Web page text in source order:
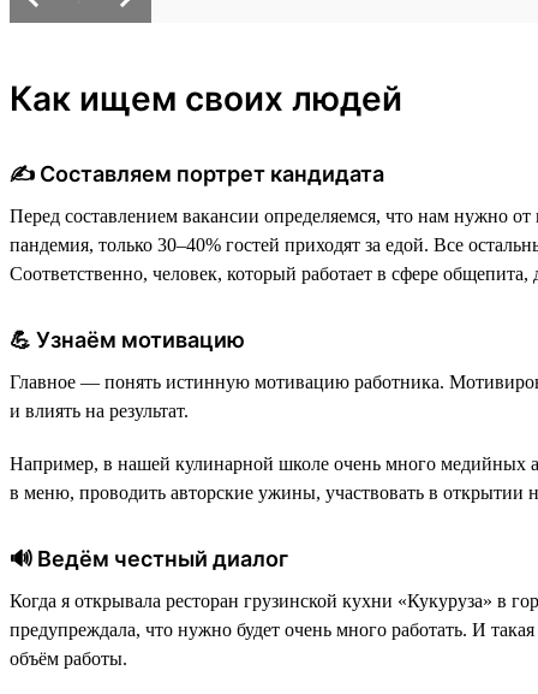
Как ищем своих людей
✍️ Составляем портрет кандидата
Перед составлением вакансии определяемся, что нам нужно
пандемия, только 30–40% гостей приходят за едой. Все
Соответственно, человек, который работает в сфере
💪 Узнаём мотивацию
Главное — понять истинную мотивацию работника.
и влиять на результат.
Например, в нашей кулинарной школе очень много медийных
в меню, проводить авторские ужины, участвовать в
🔊 Ведём честный диалог
Когда я открывала ресторан грузинской кухни «Кукуруза» в
предупреждала, что нужно будет очень много работать. И
объём работы.